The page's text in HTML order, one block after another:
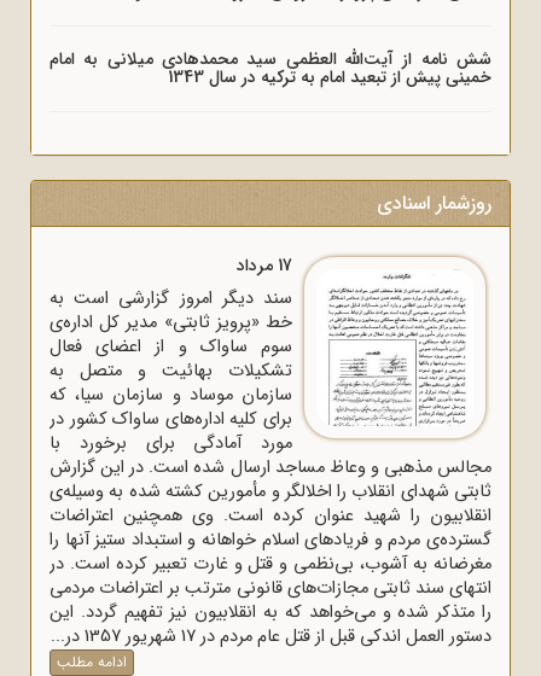
شش نامه از آیت‌الله العظمی سید محمدهادی میلانی به امام
خمینی پیش از تبعید امام به ترکیه در سال 1343
روزشمار اسنادی
17 مرداد
سند دیگر امروز گزارشی است به
خط «پرویز ثابتی» مدیر کل اداره‌ی
سوم ساواک و از اعضای فعال
تشکیلات بهائیت و متصل به
سازمان موساد و سازمان سیا، که
برای کلیه اداره‌های ساواک‌ کشور در
مورد آمادگی برای برخورد با
مجالس مذهبی و وعاظ مساجد ارسال شده است. در این گزارش
ثابتی شهدای انقلاب را اخلالگر و مأمورین کشته شده به وسیله‌ی
انقلابیون را شهید عنوان کرده است. وی همچنین اعتراضات
گسترده‌ی مردم و فریادهای اسلام خواهانه و استبداد ستیز آنها را
مغرضانه به آشوب، بی‌نظمی و قتل و غارت تعبیر کرده است. در
انتهای سند ثابتی مجازات‌های قانونی مترتب بر اعتراضات مردمی
را متذکر شده و می‌خواهد که به انقلابیون نیز تفهیم گردد. این
دستور العمل اندکی قبل از قتل عام مردم در 17 شهریور 1357 در...
ادامه مطلب